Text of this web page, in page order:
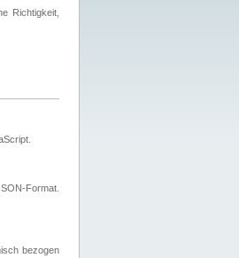
Richtigkeit,
Format.
bezogen